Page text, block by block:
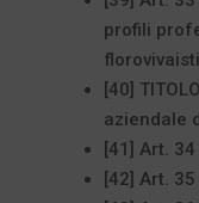
profili
florovivaisti
[40]
aziendale
[41] Art.
[42] Art.